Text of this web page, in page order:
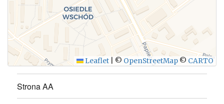
WYŚLIJ
Leaflet © OpenStreetMap © CARTO
Strona AA